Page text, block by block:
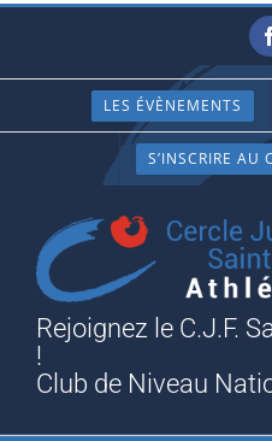
Passer
contenu
LES ÉVÈNEMENTS
S’INSCRIRE AU
Rejoignez le C.J.F.
!
Club de Niveau